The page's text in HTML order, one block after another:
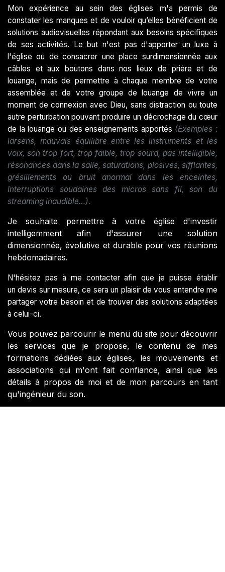
Mon expérience au sein des églises m'a permis de
constater les manques et de vouloir qu’elles bénéficient de
solutions audiovisuelles répondant aux besoins spécifiques
de ses activités. Le but n'est pas d'apporter un luxe à
l'église ou de consacrer une place surdimensionnée aux
câbles et aux boutons dans nos lieux de prière et de
louange, mais de permettre à chaque membre de votre
assemblée et de votre groupe de louange de vivre un
moment de connexion avec Dieu, sans distraction ou toute
autre perturbation pouvant produire un décrochage du cœur
de la louange ou des enseignements apportés (Exemples :
larsens, mauvais équilibre entre les instruments et les
voix, son trop fort, trop faible, trop sourd, pas intelligible,
résonances dans la salle, saturations, plosives, sifflantes,
grésillements ou bruit anormal dans les enceintes,
Interruptions soudaines des micros sans fil, son du
streaming inaudible…).
Je souhaite permettre à votre église d'investir
intelligemment afin d'assurer une solution
dimensionnée, évolutive et durable pour vos réunions
hebdomadaires.
N'hésitez pas à me contacter afin que je puisse établir
un devis sur mesure, ce sera un plaisir de vous entendre me
partager votre besoin et de trouver des solutions adaptées
à celui-ci.
Vous pouvez parcourir le menu du site pour découvrir
les services que je propose, le contenu de mes
formations dédiées aux églises, les mouvements et
associations qui m'ont fait confiance, ainsi que les
détails à propos de moi et de mon parcours en tant
qu'ingénieur du son.